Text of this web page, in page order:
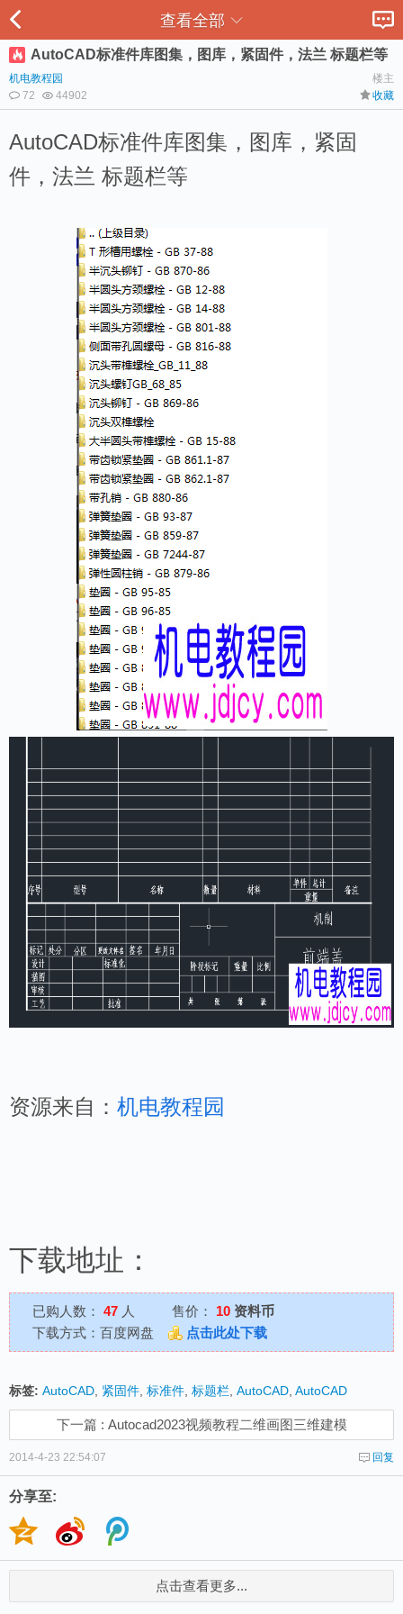
查看全部
AutoCAD标准件库图集，图库，紧固件，法兰 标题栏等
楼主
机电教程园
收藏
72 44902
AutoCAD标准件库图集，图库，紧固
件，法兰 标题栏等
资源来自： 机电教程园
下载地址：
已购人数： 47 人
下载方式：百度网盘
售价： 10 资料币
点击此处下载
标签: AutoCAD, 紧固件, 标准件, 标题栏, AutoCAD, AutoCAD
下一篇 : Autocad2023视频教程二维画图三维建模
2014-4-23 22:54:07 回复
分享至:
点击查看更多...